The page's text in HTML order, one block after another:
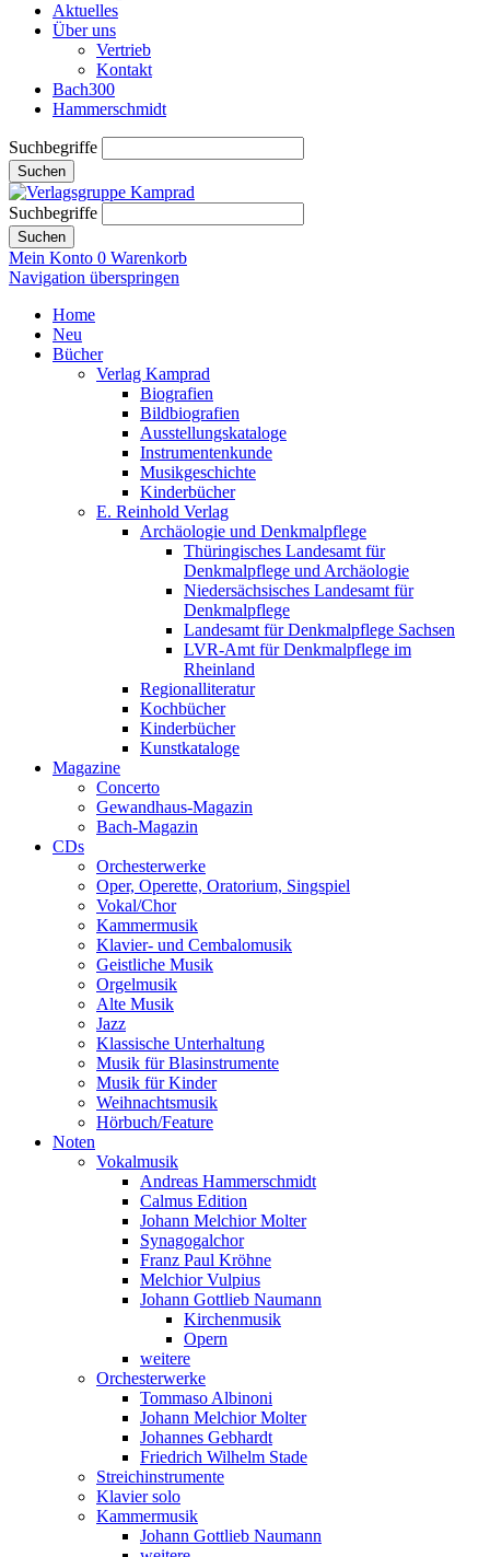
Aktuelles
Über uns
Vertrieb
Kontakt
Bach300
Hammerschmidt
Suchbegriffe
Suchen
Suchbegriffe
Suchen
Mein Konto 0 Warenkorb
Navigation überspringen
Home
Neu
Bücher
Verlag Kamprad
Biografien
Bildbiografien
Ausstellungskataloge
Instrumentenkunde
Musikgeschichte
Kinderbücher
E. Reinhold Verlag
Archäologie und Denkmalpflege
Thüringisches Landesamt für
Denkmalpflege und Archäologie
Niedersächsisches Landesamt für
Denkmalpflege
Landesamt für Denkmalpflege Sachsen
LVR-Amt für Denkmalpflege im
Rheinland
Regionalliteratur
Kochbücher
Kinderbücher
Kunstkataloge
Magazine
Concerto
Gewandhaus-Magazin
Bach-Magazin
CDs
Orchesterwerke
Oper, Operette, Oratorium, Singspiel
Vokal/Chor
Kammermusik
Klavier- und Cembalomusik
Geistliche Musik
Orgelmusik
Alte Musik
Jazz
Klassische Unterhaltung
Musik für Blasinstrumente
Musik für Kinder
Weihnachtsmusik
Hörbuch/Feature
Noten
Vokalmusik
Andreas Hammerschmidt
Calmus Edition
Johann Melchior Molter
Synagogalchor
Franz Paul Kröhne
Melchior Vulpius
Johann Gottlieb Naumann
Kirchenmusik
Opern
weitere
Orchesterwerke
Tommaso Albinoni
Johann Melchior Molter
Johannes Gebhardt
Friedrich Wilhelm Stade
Streichinstrumente
Klavier solo
Kammermusik
Johann Gottlieb Naumann